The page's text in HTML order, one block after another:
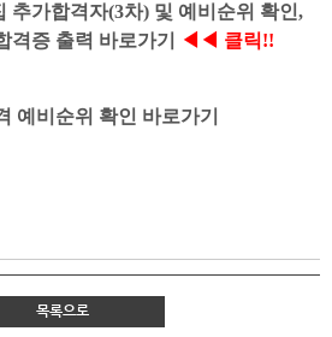
추가합격자(3차) 및 예비순위 확인,
격증 출력 바로가기
◀ ◀ 클릭!!
예비순위 확인 바로가기
목록으로